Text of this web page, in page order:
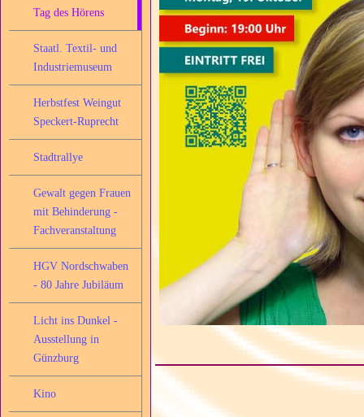
Tag des Hörens
Staatl. Textil- und
Industriemuseum
Herbstfest Weingut
Speckert-Ruprecht
Stadtrallye
Gewalt gegen Frauen
mit Behinderung -
Fachveranstaltung
HGV Nordschwaben
- 80 Jahre Jubiläum
Licht ins Dunkel -
Ausstellung in
Günzburg
Kino